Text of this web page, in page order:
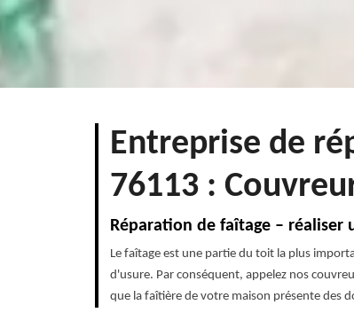
Entreprise de
76113 :
Réparation de faîtage –
Le faîtage est une partie du toit la plus
d'usure. Par conséquent, appelez nos
que la faîtière de votre maison présente des